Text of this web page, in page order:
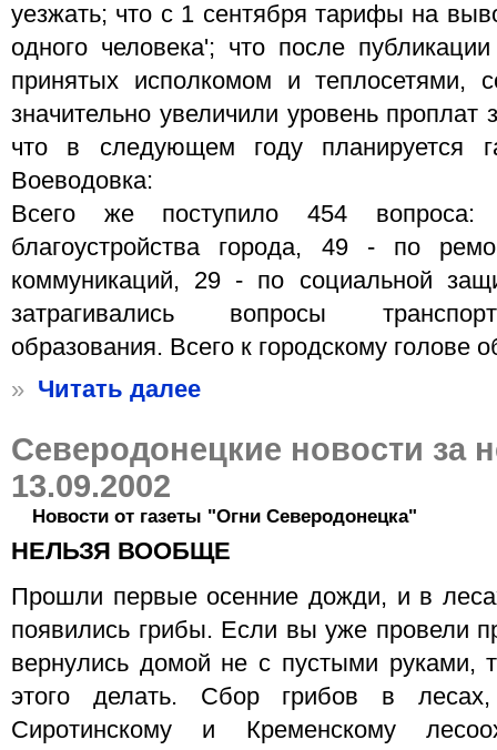
уезжать; что с 1 сентября тарифы на
одного человека'; что после
принятых исполкомом и теплосетями,
значительно увеличили уровень проплат
что в следующем году планируется
Воеводовка:
Всего же поступило 454
благоустройства города, 49 - по
коммуникаций, 29 - по социальной
затрагивались вопросы
образования. Всего к городскому голове
» Читать далее
Северодонецкие новости за
13.09.2002
Новости от газеты "Огни Северодонецка"
НЕЛЬЗЯ ВООБЩЕ
Прошли первые осенние дожди, и в
появились грибы. Если вы уже провели
вернулись домой не с пустыми руками,
этого делать. Сбор грибов в
Сиротинскому и Кременскому